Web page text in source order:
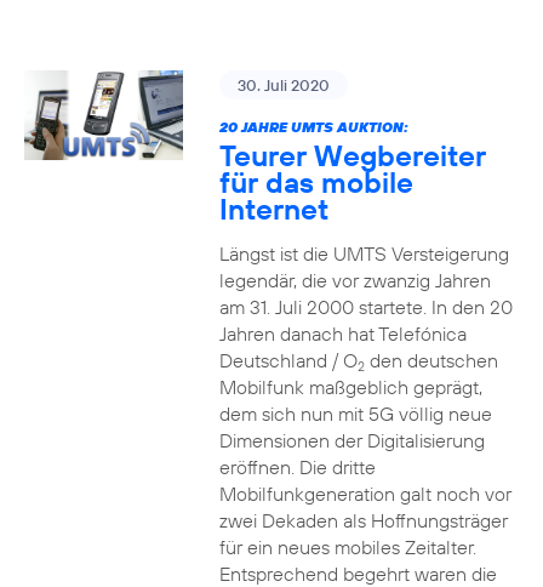
30. Juli 2020
20 JAHRE UMTS AUKTION:
Teurer Wegbereiter
für das mobile
Internet
Längst ist die UMTS Versteigerung
legendär, die vor zwanzig Jahren
am 31. Juli 2000 startete. In den 20
Jahren danach hat Telefónica
Deutschland / O2den deutschen
Mobilfunk maßgeblich geprägt,
dem sich nun mit 5G völlig neue
Dimensionen der Digitalisierung
eröffnen. Die dritte
Mobilfunkgeneration galt noch vor
zwei Dekaden als Hoffnungsträger
für ein neues mobiles Zeitalter.
Entsprechend begehrt waren die